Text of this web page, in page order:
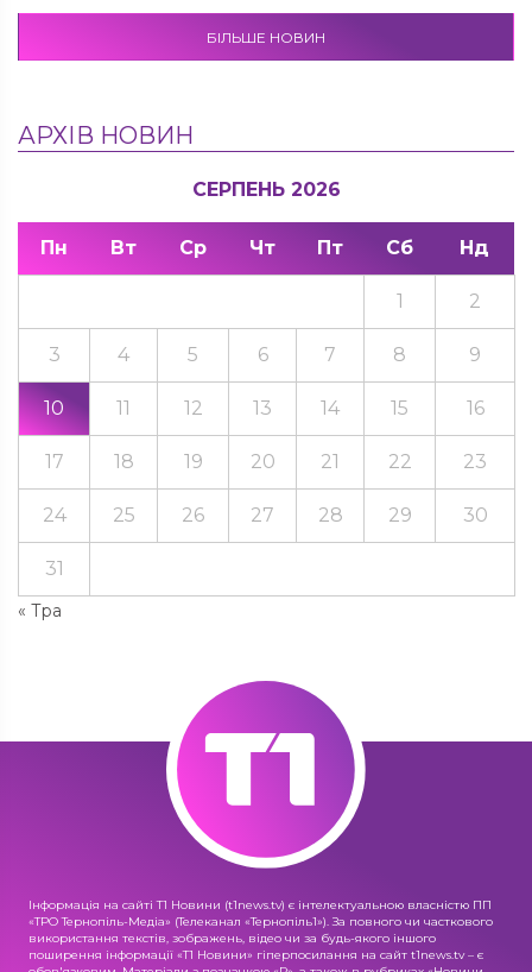
БІЛЬШЕ НОВИН
АРХІВ НОВИН
СЕРПЕНЬ 2026
Пн Вт Ср Чт Пт Сб Нд
« Тра
1 2
3 4 5 6 7 8 9
10 11 12 13 14 15 16
17 18 19 20 21 22 23
24 25 26 27 28 29 30
31
Інформація на сайті Т1 Новини (t1news.tv) є інтелектуальною власністю ПП
«ТРО Тернопіль-Медіа» (Телеканал «Тернопіль1»). За повного чи часткового
використання текстів, зображень, відео чи за будь-якого іншого
поширення інформації «Т1 Новини» гіперпосилання на сайт t1news.tv – є